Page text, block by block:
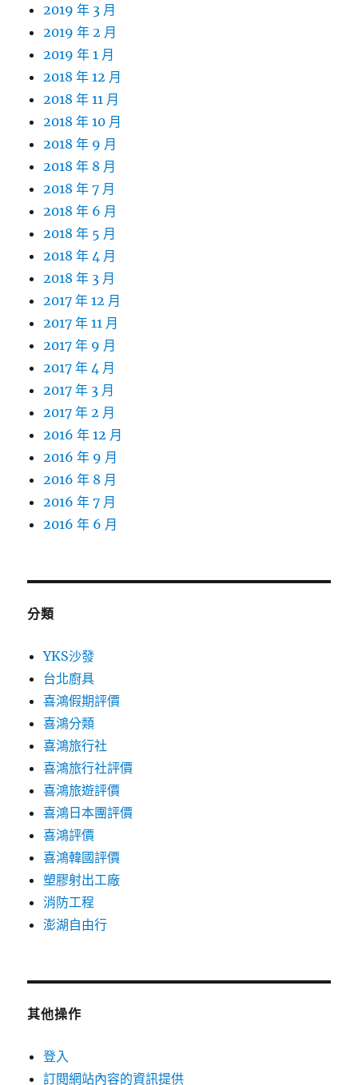
2019 年 3 月
2019 年 2 月
2019 年 1 月
2018 年 12 月
2018 年 11 月
2018 年 10 月
2018 年 9 月
2018 年 8 月
2018 年 7 月
2018 年 6 月
2018 年 5 月
2018 年 4 月
2018 年 3 月
2017 年 12 月
2017 年 11 月
2017 年 9 月
2017 年 4 月
2017 年 3 月
2017 年 2 月
2016 年 12 月
2016 年 9 月
2016 年 8 月
2016 年 7 月
2016 年 6 月
分類
YKS沙發
台北廚具
喜鴻假期評價
喜鴻分類
喜鴻旅行社
喜鴻旅行社評價
喜鴻旅遊評價
喜鴻日本團評價
喜鴻評價
喜鴻韓國評價
塑膠射出工廠
消防工程
澎湖自由行
其他操作
登入
訂閱網站內容的資訊提供